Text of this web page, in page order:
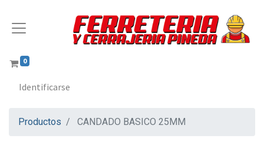
0
Identificarse
Productos CANDADO BASICO 25MM